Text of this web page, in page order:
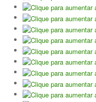
Torneio ACPA II
Lumiar Open XII
CTPL vs Vamos Tennis
Masters do Torneio Escada
Lumiar Kids Cup XIII